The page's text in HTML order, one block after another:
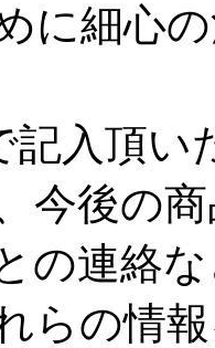
に細心
記入頂い
今後の
の連絡
らの情